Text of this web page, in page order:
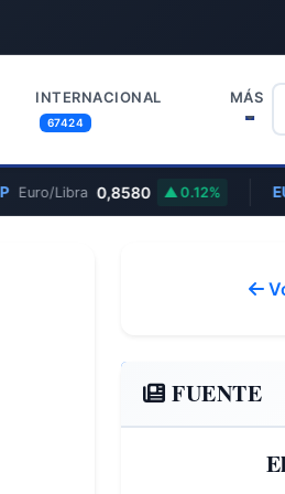
INTERNACIONAL
67424
MÁS
Euro/Libra 0,8580 0.12%
FUENTE